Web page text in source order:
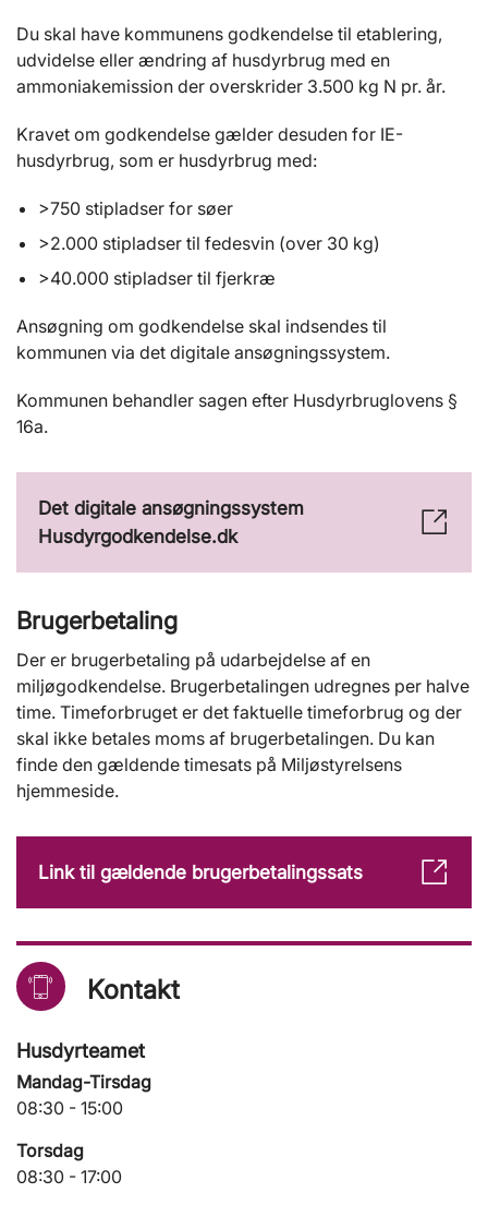
Du skal have kommunens godkendelse til etablering,
udvidelse eller ændring af husdyrbrug med en
ammoniakemission der overskrider 3.500 kg N pr. år.
Kravet om godkendelse gælder desuden for IE-
husdyrbrug, som er husdyrbrug med:
>750 stipladser for søer
>2.000 stipladser til fedesvin (over 30 kg)
>40.000 stipladser til fjerkræ
Ansøgning om godkendelse skal indsendes til
kommunen via det digitale ansøgningssystem.
Kommunen behandler sagen efter Husdyrbruglovens §
16a.
Det digitale ansøgningssystem
Husdyrgodkendelse.dk
Brugerbetaling
Der er brugerbetaling på udarbejdelse af en
miljøgodkendelse. Brugerbetalingen udregnes per halve
time. Timeforbruget er det faktuelle timeforbrug og der
skal ikke betales moms af brugerbetalingen. Du kan
finde den gældende timesats på Miljøstyrelsens
hjemmeside.
Link til gældende brugerbetalingssats
Kontakt
Husdyrteamet
Mandag-Tirsdag
08:30 - 15:00
Torsdag
08:30 - 17:00